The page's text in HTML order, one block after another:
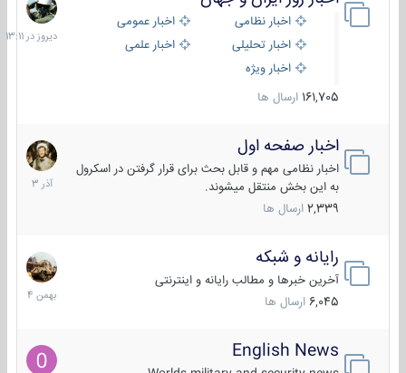
اخبار نظامی
اخبار عمومی
اخبار تحلیلی
اخبار علمی
اخبار ویژه
161,705 ارسال ها
در
13:11
اخبار صفحه اول
اخبار نظامی مهم و قابل بحث برای قرار گرفتن در اسکرول
به این بخش منتقل میشوند.
2,339 ارسال ها
7
آذر
1403
رایانه و شبکه
آخرین خبرها و مطالب رایانه و اینترنتی
6,045 ارسال ها
30
بهمن
1404
English News
10